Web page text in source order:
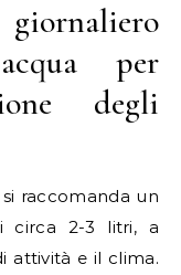
per
degli
raccomanda un
circa 2-3 litri, a
attività e il clima.